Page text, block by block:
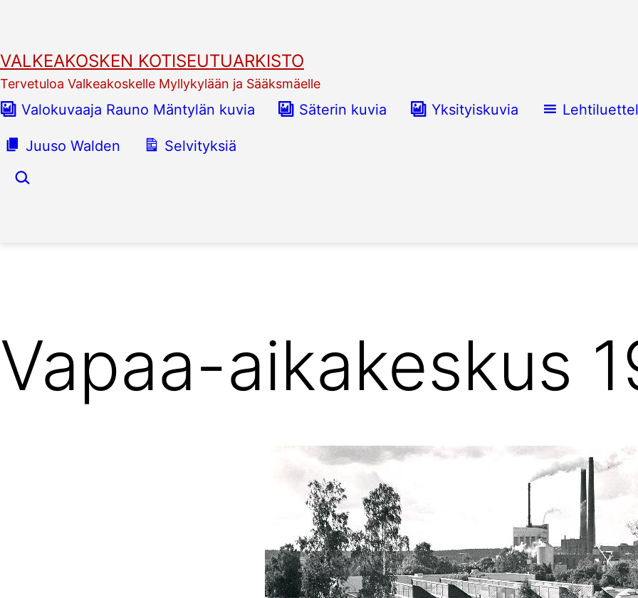
VALKEAKOSKEN KOTISEUTUARKISTO
Tervetuloa Valkeakoskelle Myllykylään ja Sääksmäelle
Valokuvaaja Rauno Mäntylän kuvia Säterin kuvia Yksityiskuvia
Juuso Walden Selvityksiä
Hae…
Vapaa-aikakeskus